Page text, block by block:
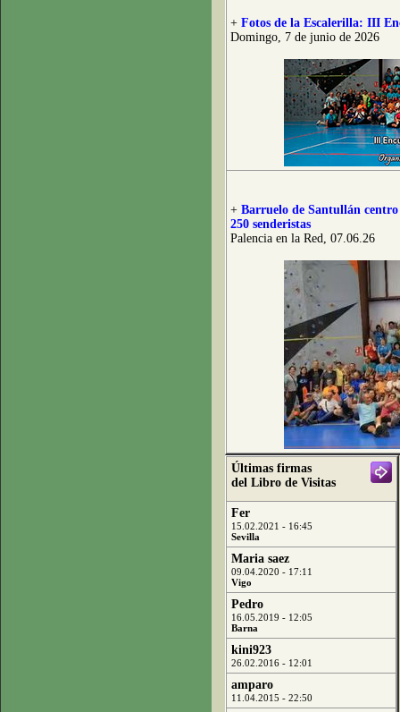
+ Fotos de la Escalerilla: III
Domingo, 7 de junio de 2026
+ Barruelo de Santullán
250 senderistas
Palencia en la Red, 07.06.26
Últimas firmas
del Libro de Visitas
Fer
15.02.2021 - 16:45
Sevilla
Maria saez
09.04.2020 - 17:11
Vigo
Pedro
16.05.2019 - 12:05
Barna
kini923
26.02.2016 - 12:01
amparo
11.04.2015 - 22:50